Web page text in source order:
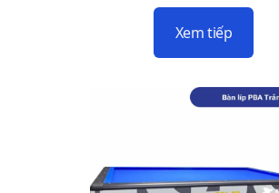
Xem tiếp